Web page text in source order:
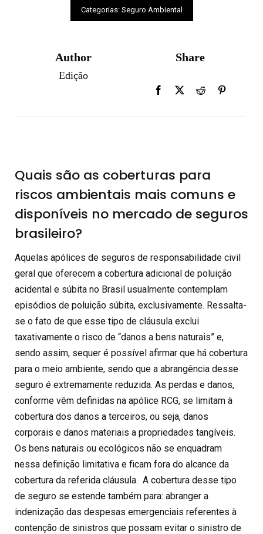
Categorias: Seguro Ambiental
Author
Edição
Share
Quais são as coberturas para
riscos ambientais mais comuns e
disponíveis no mercado de seguros
brasileiro?
Aquelas apólices de seguros de responsabilidade civil
geral que oferecem a cobertura adicional de poluição
acidental e súbita no Brasil usualmente contemplam
episódios de poluição súbita, exclusivamente. Ressalta-
se o fato de que esse tipo de cláusula exclui
taxativamente o risco de “danos a bens naturais” e,
sendo assim, sequer é possível afirmar que há cobertura
para o meio ambiente, sendo que a abrangência desse
seguro é extremamente reduzida. As perdas e danos,
conforme vêm definidas na apólice RCG, se limitam à
cobertura dos danos a terceiros, ou seja, danos
corporais e danos materiais a propriedades tangíveis.
Os bens naturais ou ecológicos não se enquadram
nessa definição limitativa e ficam fora do alcance da
cobertura da referida cláusula. A cobertura desse tipo
de seguro se estende também para: abranger a
indenização das despesas emergenciais referentes à
contenção de sinistros que possam evitar o sinistro de